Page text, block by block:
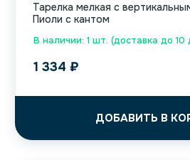
В наличии: 1 шт. (доставка до 10
Тарелка мелкая с
Пиоли с кантом
1 334 ₽
ДОБАВИТЬ В